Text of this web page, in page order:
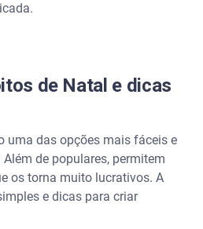
de Natal e dicas
uma das opções mais fáceis e
de populares, permitem
os torna muito lucrativos. A
e dicas para criar